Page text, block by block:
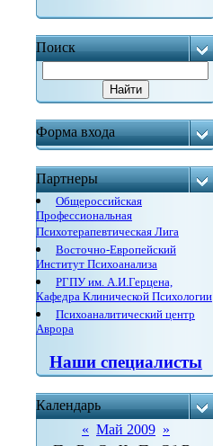
Поиск
Форма входа
Партнеры
Общероссийская
Профессиональная
Психотерапевтическая Лига
Восточно-Европейский
Институт Психоанализа
РГПУ им. А.И.Герцена,
Кафедра Клинической Психологии
Психоаналитический центр
Аврора
Наши специалисты
Календарь
« Май 2009 »